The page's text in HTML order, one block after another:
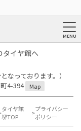
タイヤ館へ
なっております。）
4-394
Map
タイヤ館
堺TOP
プライバシー
ポリシー